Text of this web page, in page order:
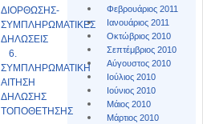
Φεβρουάριος 2011
Ιανουάριος 2011
Οκτώβριος 2010
Σεπτέμβριος 2010
Αύγουστος 2010
Ιούλιος 2010
Ιούνιος 2010
Μάιος 2010
Μάρτιος 2010
ΔΙΟΡΘΩΣΗΣ-
ΣΥΜΠΛΗΡΩΜΑΤΙΚΕΣ
ΔΗΛΩΣΕΙΣ
6.
ΣΥΜΠΛΗΡΩΜΑΤΙΚΗ
ΑΙΤΗΣΗ
ΔΗΛΩΣΗΣ
ΤΟΠΟΘΕΤΗΣΗΣ